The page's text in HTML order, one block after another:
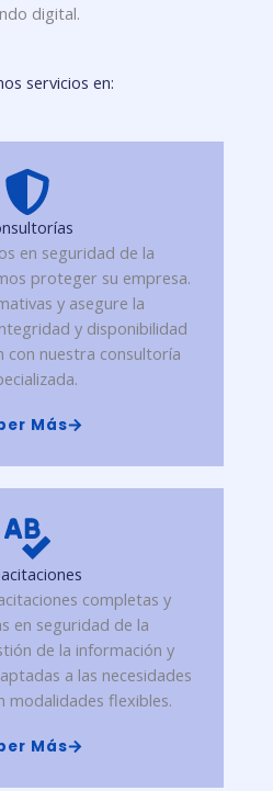
digital.
servicios en:
en seguridad de la
proteger su empresa.
y asegure la
y disponibilidad
con nuestra consultoría
Más
completas y
en seguridad de la
de la información y
a las necesidades
modalidades flexibles.
Más